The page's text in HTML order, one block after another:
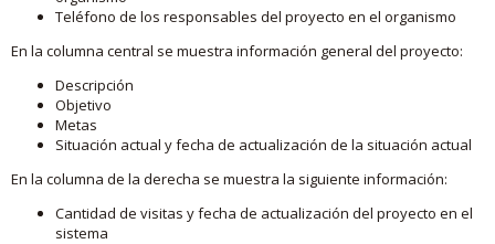
Teléfono de los responsables del proyecto en el organismo
En la columna central se muestra información general del proyecto:
Descripción
Objetivo
Metas
Situación actual y fecha de actualización de la situación actual
En la columna de la derecha se muestra la siguiente información:
Cantidad de visitas y fecha de actualización del proyecto en el
sistema